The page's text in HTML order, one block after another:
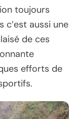
toujours
aussi une
de ces
efforts de